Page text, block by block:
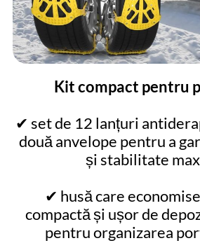
Kit compact pentru
✔ set de 12 lanțuri
două anvelope pentru a
și stabilitate
✔ husă care
compactă și ușor de
pentru organizarea